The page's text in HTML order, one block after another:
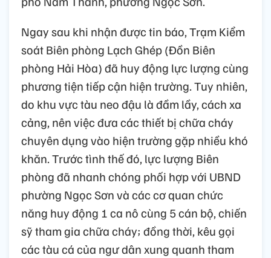
Ngay sau khi nhận được tin báo, Trạm Kiểm
soát Biên phòng Lạch Ghép (Đồn Biên
phòng Hải Hòa) đã huy động lực lượng cùng
phương tiện tiếp cận hiện trường. Tuy nhiên,
do khu vực tàu neo đậu là đầm lầy, cách xa
cảng, nên việc đưa các thiết bị chữa cháy
chuyên dụng vào hiện trường gặp nhiều khó
khăn. Trước tình thế đó, lực lượng Biên
phòng đã nhanh chóng phối hợp với UBND
phường Ngọc Sơn và các cơ quan chức
năng huy động 1 ca nô cùng 5 cán bộ, chiến
sỹ tham gia chữa cháy; đồng thời, kêu gọi
các tàu cá của ngư dân xung quanh tham